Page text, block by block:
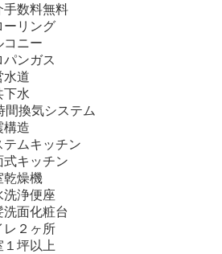
手数料無料
ーリング
コニー
パンガス
水道
下水
間換気システム
構造
テムキッチン
式キッチン
乾燥機
洗浄便座
洗面化粧台
レ２ヶ所
１坪以上